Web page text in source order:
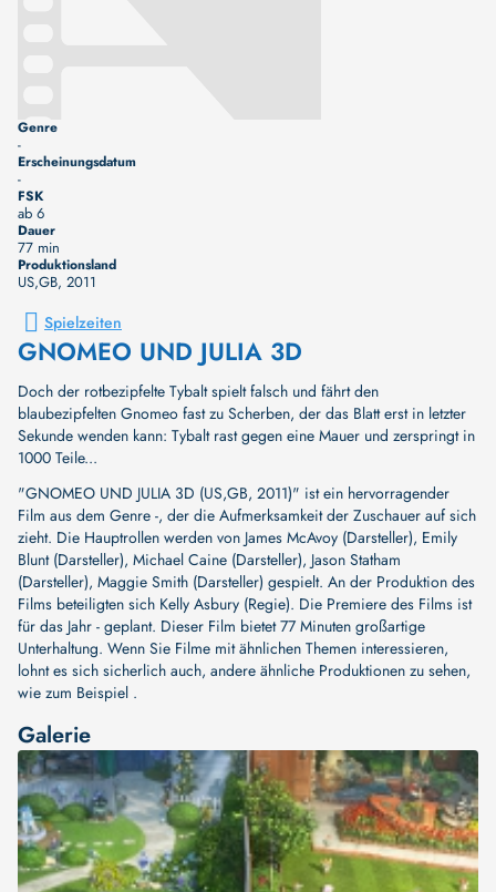
Genre
-
Erscheinungsdatum
-
FSK
ab 6
Dauer
77 min
Produktionsland
US,GB, 2011
Spielzeiten
GNOMEO UND JULIA 3D
Doch der rotbezipfelte Tybalt spielt falsch und fährt den
blaubezipfelten Gnomeo fast zu Scherben, der das Blatt erst in letzter
Sekunde wenden kann: Tybalt rast gegen eine Mauer und zerspringt in
1000 Teile...
"GNOMEO UND JULIA 3D (US,GB, 2011)" ist ein hervorragender
Film aus dem Genre -, der die Aufmerksamkeit der Zuschauer auf sich
zieht. Die Hauptrollen werden von James McAvoy (Darsteller), Emily
Blunt (Darsteller), Michael Caine (Darsteller), Jason Statham
(Darsteller), Maggie Smith (Darsteller) gespielt. An der Produktion des
Films beteiligten sich Kelly Asbury (Regie). Die Premiere des Films ist
für das Jahr - geplant. Dieser Film bietet 77 Minuten großartige
Unterhaltung. Wenn Sie Filme mit ähnlichen Themen interessieren,
lohnt es sich sicherlich auch, andere ähnliche Produktionen zu sehen,
wie zum Beispiel .
Galerie